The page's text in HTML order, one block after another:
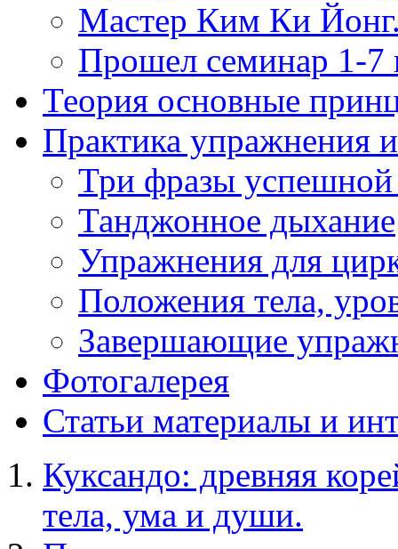
Мастер Ким Ки
Прошел семинар 1-7
Теория основные
Практика упражнения
Три фразы успешной
Танджонное дыхание
Упражнения для
Положения тела,
Завершающие
Фотогалерея
Статьи материалы и
Куксандо: древняя
тела, ума и души.